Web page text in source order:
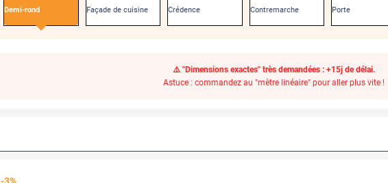
Demi-rond Façade de cuisine Crédence Contremarche Porte
⚠️ "Dimensions exactes" très demandées : +15j de délai.
Astuce : commandez au "mètre linéaire" pour aller plus vite !